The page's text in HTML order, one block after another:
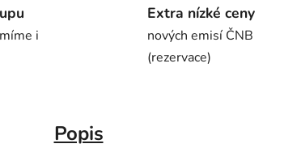
i
Extra nízké ceny
nových emisí ČNB
(rezervace)
Popis